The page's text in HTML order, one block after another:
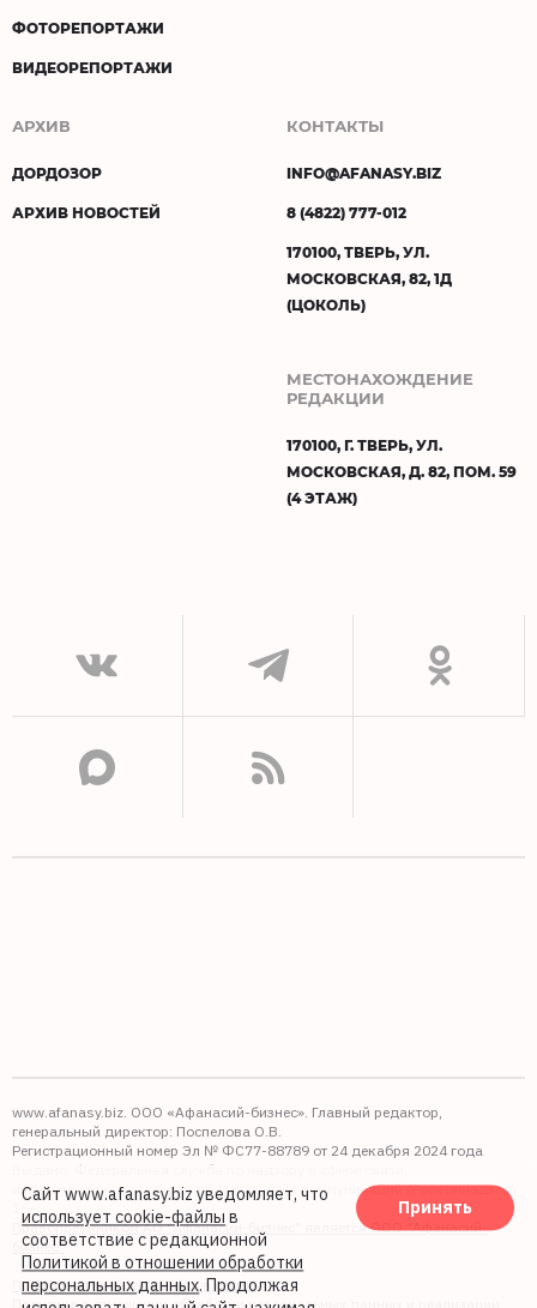
ФОТОРЕПОРТАЖИ
ВИДЕОРЕПОРТАЖИ
АРХИВ
ДОРДОЗОР
АРХИВ НОВОСТЕЙ
КОНТАКТЫ
INFO@AFANASY.BIZ
8 (4822) 777-012
170100, ТВЕРЬ, УЛ.
МОСКОВСКАЯ, 82, 1Д
(ЦОКОЛЬ)
МЕСТОНАХОЖДЕНИЕ
РЕДАКЦИИ
170100, Г. ТВЕРЬ, УЛ.
МОСКОВСКАЯ, Д. 82, ПОМ. 59
(4 ЭТАЖ)
www.afanasy.biz. ООО «Афанасий-бизнес». Главный редактор,
генеральный директор: Поспелова О.В.
Регистрационный номер Эл № ФС77-88789 от 24 декабря 2024 года
Выдано: Федеральная служба по надзору в сфере связи,
информационных технологий и массовых коммуникаций (Роскомнадзор).
Правопреемником АО "Афанасий-бизнес" является ООО "Афанасий-
бизнес"
Политика обработки файлов cookie
Политика в отношении обработки персональных данных и реализации
Сайт www.afanasy.biz уведомляет, что
использует cookie-файлы в
соответствие с редакционной
Политикой в отношении обработки
персональных данных. Продолжая
Принять